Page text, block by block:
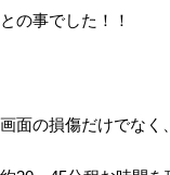
との事でした！！
画面の損傷だけでなく